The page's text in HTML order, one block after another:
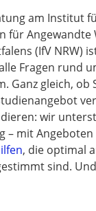
am Institut
für Angewandte
(IfV NRW)
Fragen rund
Ganz gleich, ob
wir
– mit Angeboten
, die optimal
sind.